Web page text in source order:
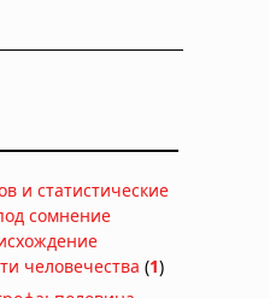
и статистические
сомнение
человечества (1)